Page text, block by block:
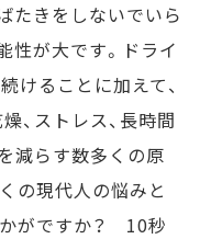
たきをしないでいら
性が大です。ドライ
けることに加えて、
、ストレス、長時間
減らす数多くの原
の現代人の悩みと
がですか？ 10秒